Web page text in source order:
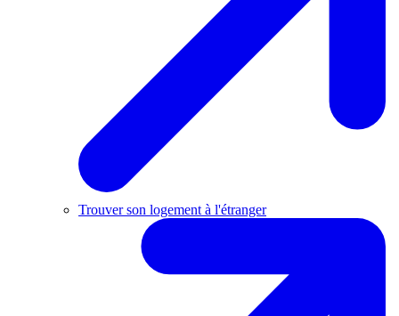
Trouver son logement à l'étranger